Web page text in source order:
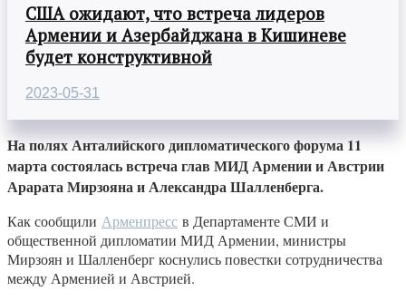
США ожидают, что встреча лидеров
Армении и Азербайджана в Кишиневе
будет конструктивной
2023-05-31
На полях Анталийского дипломатического форума 11
марта состоялась встреча глав МИД Армении и Австрии
Арарата Мирзояна и Александра Шалленберга.
Как сообщили Арменпресс в Департаменте СМИ и
общественной дипломатии МИД Армении, министры
Мирзоян и Шалленберг коснулись повестки сотрудничества
между Арменией и Австрией.